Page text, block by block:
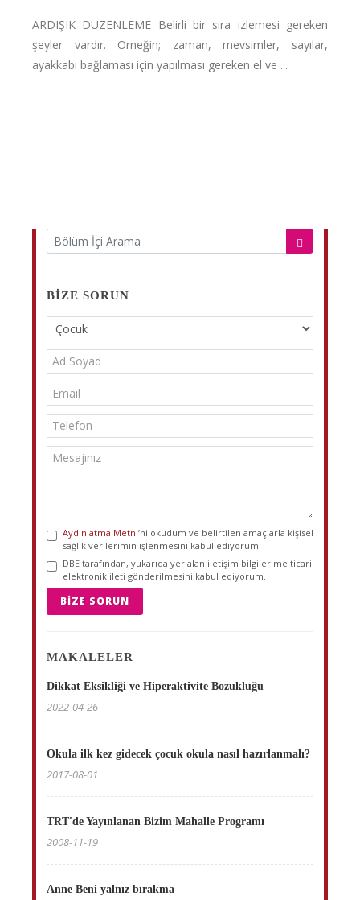
ARDIŞIK DÜZENLEME Belirli bir sıra izlemesi gereken
şeyler vardır. Örneğin; zaman, mevsimler, sayılar,
ayakkabı bağlaması için yapılması gereken el ve ...
BIZE SORUN
Aydınlatma Metni’ni okudum ve belirtilen amaçlarla kişisel
sağlık verilerimin işlenmesini kabul ediyorum.
DBE tarafından, yukarıda yer alan iletişim bilgilerime ticari
elektronik ileti gönderilmesini kabul ediyorum.
BIZE SORUN
MAKALELER
Dikkat Eksikliği ve Hiperaktivite Bozukluğu
2022-04-26
Okula ilk kez gidecek çocuk okula nasıl hazırlanmalı?
2017-08-01
TRT'de Yayınlanan Bizim Mahalle Programı
2008-11-19
Anne Beni yalnız bırakma